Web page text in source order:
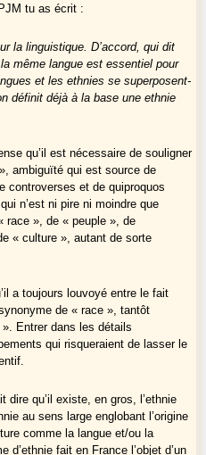
tu as écrit :
la linguistique. D’accord, qui dit
même langue est essentiel pour
et les ethnies se superposent-
définit déjà à la base une ethnie
qu’il est nécessaire de souligner
ambiguïté qui est source de
controverses et de quiproquos
n’est ni pire ni moindre que
race », de « peuple », de
« culture », autant de sorte
a toujours louvoyé entre le fait
de « race », tantôt
Entrer dans les détails
qui risqueraient de lasser le
dire qu’il existe, en gros, l’ethnie
au sens large englobant l’origine
comme la langue et/ou la
fait en France l’objet d’un